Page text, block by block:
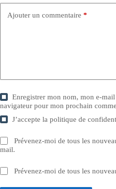
Ajouter un commentaire *
Enregistrer mon nom, mon e-
navigateur pour mon prochain
J’accepte lapolitique de
Prévenez-moi de tous les
mail.
Prévenez-moi de tous les